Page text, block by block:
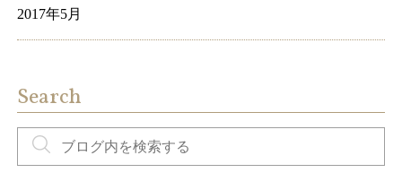
2017年5月
Search